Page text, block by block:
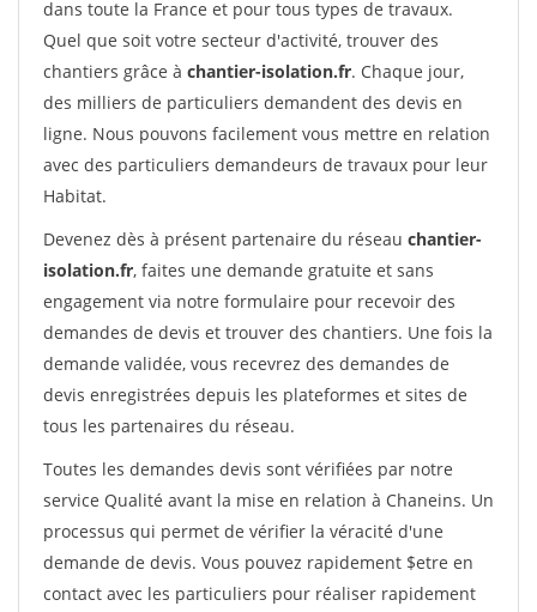
dans toute la France et pour tous types de travaux.
Quel que soit votre secteur d'activité, trouver des
chantiers grâce à chantier-isolation.fr. Chaque jour,
des milliers de particuliers demandent des devis en
ligne. Nous pouvons facilement vous mettre en relation
avec des particuliers demandeurs de travaux pour leur
Habitat.
Devenez dès à présent partenaire du réseau chantier-
isolation.fr, faites une demande gratuite et sans
engagement via notre formulaire pour recevoir des
demandes de devis et trouver des chantiers. Une fois la
demande validée, vous recevrez des demandes de
devis enregistrées depuis les plateformes et sites de
tous les partenaires du réseau.
Toutes les demandes devis sont vérifiées par notre
service Qualité avant la mise en relation à Chaneins. Un
processus qui permet de vérifier la véracité d'une
demande de devis. Vous pouvez rapidement $etre en
contact avec les particuliers pour réaliser rapidement